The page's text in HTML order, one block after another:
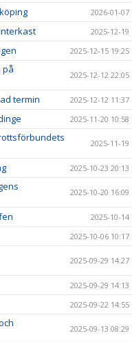
2026-01-07
2025-12-19
2025-12-15 19:25
på
2025-12-12 22:05
termin 2025-12-12 11:37
2025-11-20 10:58
2025-11-19
2025-10-23 20:13
2025-10-20 16:09
2025-10-14
2025-10-06 10:17
2025-09-29 14:27
2025-09-29 14:13
2025-09-22 14:55
2025-09-13 08:29